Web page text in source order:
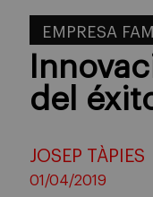
EMPRESA
del
JOSEP TÀPIES
01/04/2019